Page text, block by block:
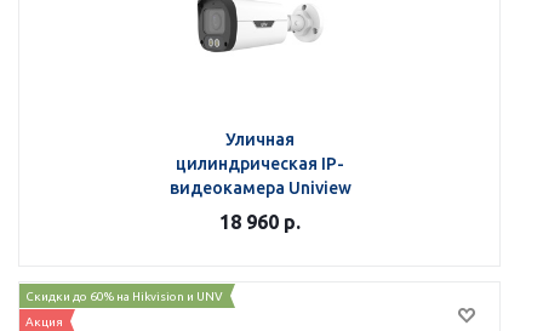
Уличная
цилиндрическая IP-
видеокамера Uniview
IPC2314LE-ADF40KM-WL
18 960 р.
Скидки до 60% на Hikvision и UNV
Акция